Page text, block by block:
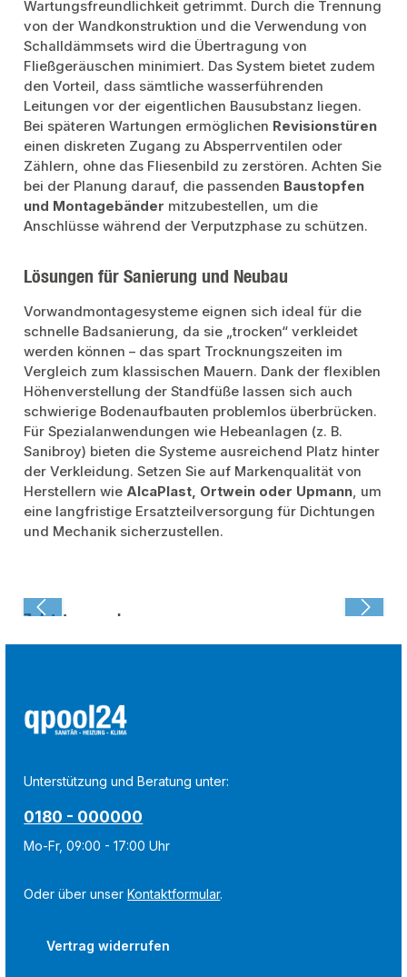
Wartungsfreundlichkeit getrimmt. Durch die Trennung
von der Wandkonstruktion und die Verwendung von
Schalldämmsets wird die Übertragung von
Fließgeräuschen minimiert. Das System bietet zudem
den Vorteil, dass sämtliche wasserführenden
Leitungen vor der eigentlichen Bausubstanz liegen.
Bei späteren Wartungen ermöglichen Revisionstüren
einen diskreten Zugang zu Absperrventilen oder
Zählern, ohne das Fliesenbild zu zerstören. Achten Sie
bei der Planung darauf, die passenden Baustopfen
und Montagebänder mitzubestellen, um die
Anschlüsse während der Verputzphase zu schützen.
Lösungen für Sanierung und Neubau
Vorwandmontagesysteme eignen sich ideal für die
schnelle Badsanierung, da sie „trocken“ verkleidet
werden können – das spart Trocknungszeiten im
Vergleich zum klassischen Mauern. Dank der flexiblen
Höhenverstellung der Standfüße lassen sich auch
schwierige Bodenaufbauten problemlos überbrücken.
Für Spezialanwendungen wie Hebeanlagen (z. B.
Sanibroy) bieten die Systeme ausreichend Platz hinter
der Verkleidung. Setzen Sie auf Markenqualität von
Herstellern wie AlcaPlast, Ortwein oder Upmann , um
eine langfristige Ersatzteilversorgung für Dichtungen
und Mechanik sicherzustellen.
Zuletzt angesehen:
Unterstützung und Beratung unter:
0180 - 000000
Mo-Fr, 09:00 - 17:00 Uhr
Oder über unserKontaktformular.
Vertrag widerrufen